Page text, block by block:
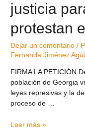
justicia
protestan
Dejar un comentario /
Fernanda Jiménez
FIRMA LA PETICIÓN
población de Georgia
leyes represivas y la
proceso de …
Leer más »